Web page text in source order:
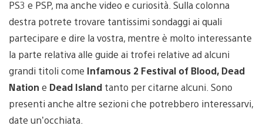
PS3 e PSP, ma anche video e curiosità. Sulla colonna
destra potrete trovare tantissimi sondaggi ai quali
partecipare e dire la vostra, mentre è molto interessante
la parte relativa alle guide ai trofei relative ad alcuni
grandi titoli come Infamous 2 Festival of Blood, Dead
Nation e Dead Island tanto per citarne alcuni. Sono
presenti anche altre sezioni che potrebbero interessarvi,
date un’occhiata.